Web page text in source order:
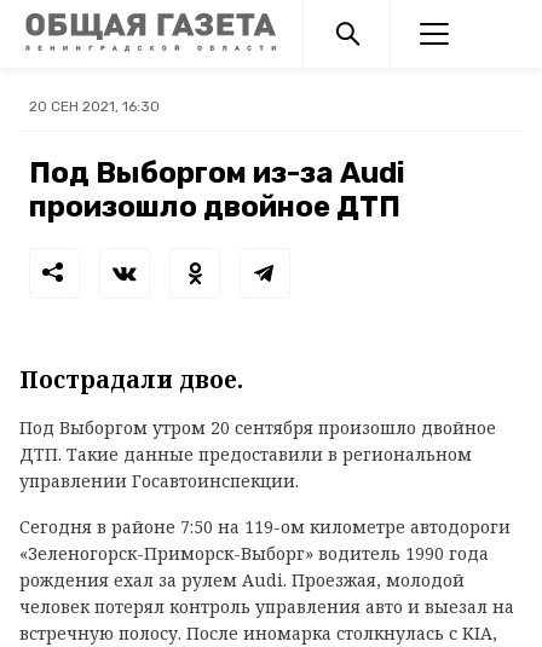
20 СЕН 2021, 16:30
Под Выборгом из-за Audi
произошло двойное ДТП
Пострадали двое.
Под Выборгом утром 20 сентября произошло двойное
ДТП. Такие данные предоставили в региональном
управлении Госавтоинспекции.
Сегодня в районе 7:50 на 119-ом километре автодороги
«Зеленогорск-Приморск-Выборг» водитель 1990 года
рождения ехал за рулем Audi. Проезжая, молодой
человек потерял контроль управления авто и выезал на
встречную полосу. После иномарка столкнулась с KIA,